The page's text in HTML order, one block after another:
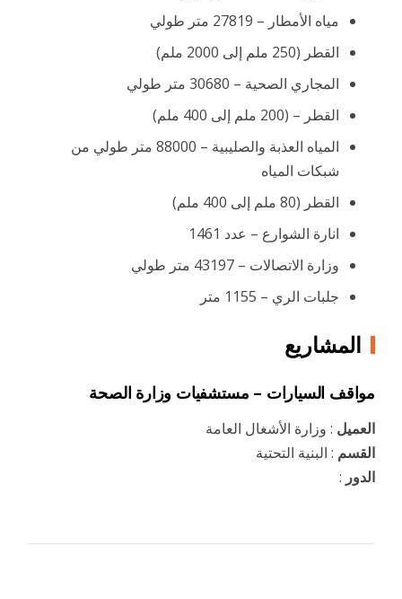
مياه الأمطار – 27819 متر طولي
القطر (250 ملم إلى 2000 ملم)
المجاري الصحية – 30680 متر طولي
القطر – (200 ملم إلى 400 ملم)
المياه العذبة والصليبية – 88000 متر طولي من
شبكات المياه
القطر (80 ملم إلى 400 ملم)
انارة الشوارع – عدد 1461
وزارة الاتصالات – 43197 متر طولي
جلبات الري – 1155 متر
المشاريع
مواقف السيارات – مستشفيات وزارة الصحة
العميل : وزارة الأشغال العامة
القسم : البنية التحتية
الدور :